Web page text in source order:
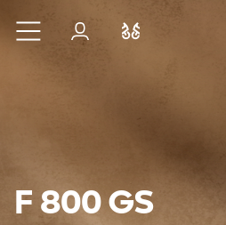
Към основното съдържание
Вход
F 800 GS